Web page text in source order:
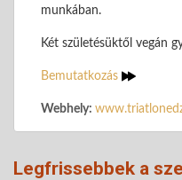
munkában.
Két születésüktől vegán
Bemutatkozás
Webhely:
Legfrissebbek a